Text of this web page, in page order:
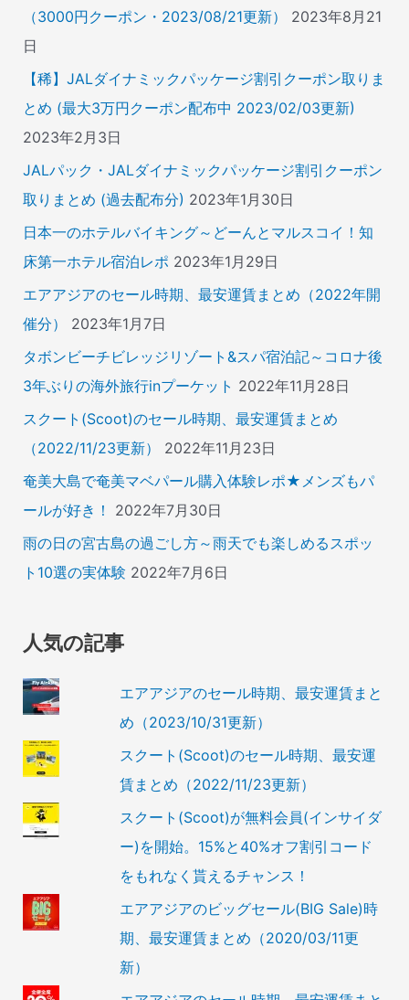
（3000円クーポン・2023/08/21更新）
2023年8月21
日
【稀】JALダイナミックパッケージ割引クーポン取りま
とめ (最大3万円クーポン配布中 2023/02/03更新)
2023年2月3日
JALパック・JALダイナミックパッケージ割引クーポン
取りまとめ (過去配布分) 2023年1月30日
日本一のホテルバイキング～どーんとマルスコイ！知
床第一ホテル宿泊レポ 2023年1月29日
エアアジアのセール時期、最安運賃まとめ（2022年開
催分）
2023年1月7日
タボンビーチビレッジリゾート&スパ宿泊記～コロナ後
3年ぶりの海外旅行inプーケット 2022年11月28日
スクート(Scoot)のセール時期、最安運賃まとめ
（2022/11/23更新）
2022年11月23日
奄美大島で奄美マベパール購入体験レポ★メンズもパ
ールが好き！
2022年7月30日
雨の日の宮古島の過ごし方～雨天でも楽しめるスポッ
ト10選の実体験 2022年7月6日
人気の記事
エアアジアのセール時期、最安運賃まと
め（2023/10/31更新）
スクート(Scoot)のセール時期、最安運
賃まとめ（2022/11/23更新）
スクート(Scoot)が無料会員(インサイダ
ー)を開始。15%と40%オフ割引コード
をもれなく貰えるチャンス！
エアアジアのビッグセール(BIG Sale)時
期、最安運賃まとめ（2020/03/11更
新）